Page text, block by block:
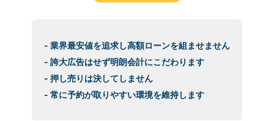
- 業界最安値を追求し高額ローンを組ませません
- 誇大広告はせず明朗会計にこだわります
- 押し売りは決してしません
- 常に予約が取りやすい環境を維持します